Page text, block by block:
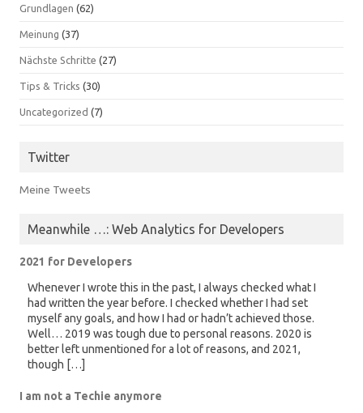
Grundlagen (62)
Meinung (37)
Nächste Schritte (27)
Tips & Tricks (30)
Uncategorized (7)
Twitter
Meine Tweets
Meanwhile …: Web Analytics for Developers
2021 for Developers
Whenever I wrote this in the past, I always checked what I
had written the year before. I checked whether I had set
myself any goals, and how I had or hadn’t achieved those.
Well… 2019 was tough due to personal reasons. 2020 is
better left unmentioned for a lot of reasons, and 2021,
though […]
I am not a Techie anymore